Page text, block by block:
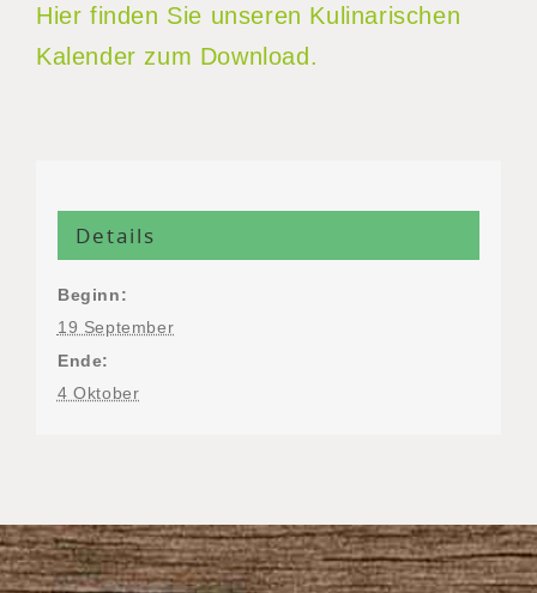
Hier finden Sie unseren Kulinarischen
Kalender zum Download.
Details
Beginn:
19 September
Ende:
4 Oktober